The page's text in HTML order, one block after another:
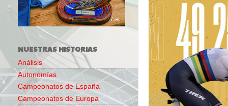
NUESTRAS HISTORIAS
Análisis
Autonomías
Campeonatos de España
Campeonatos de Europa